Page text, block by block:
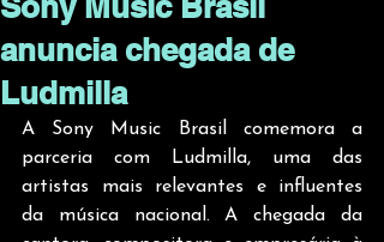
anuncia chegada de
Ludmilla
A Sony Music Brasil comemora a
parceria com Ludmilla, uma das
artistas mais relevantes e influentes
da música nacional. A chegada da